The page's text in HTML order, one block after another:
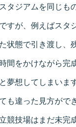
タジアムを同じも
すが、例えばスタ
状態で引き渡し、
間をかけながら完
夢想してしまいま
も違った見方がで
競技場はまだ未完